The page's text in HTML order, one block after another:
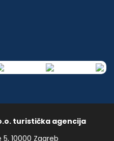
turistička agencija
5, 10000 Zagreb